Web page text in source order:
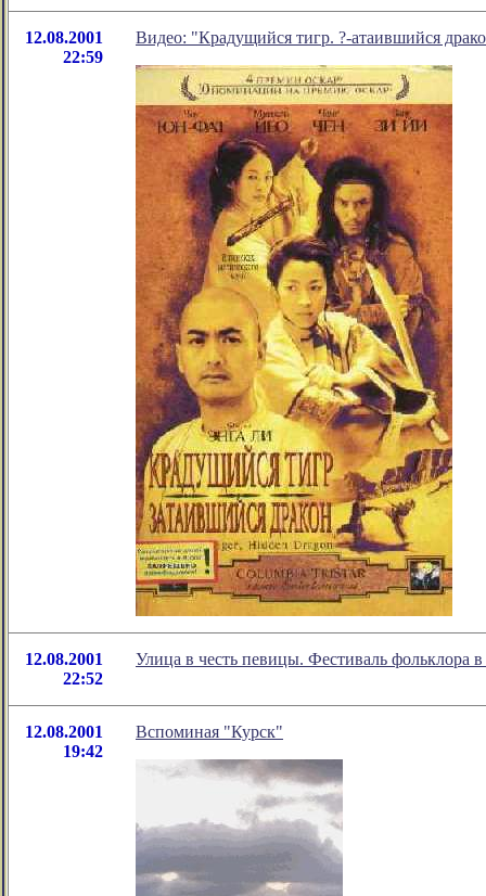
12.08.2001
22:59
Видео: "Крадущийся тигр. ?-атаившийся
12.08.2001
22:52
Улица в честь певицы. Фестиваль фольклора
12.08.2001
19:42
Вспоминая "Курск"